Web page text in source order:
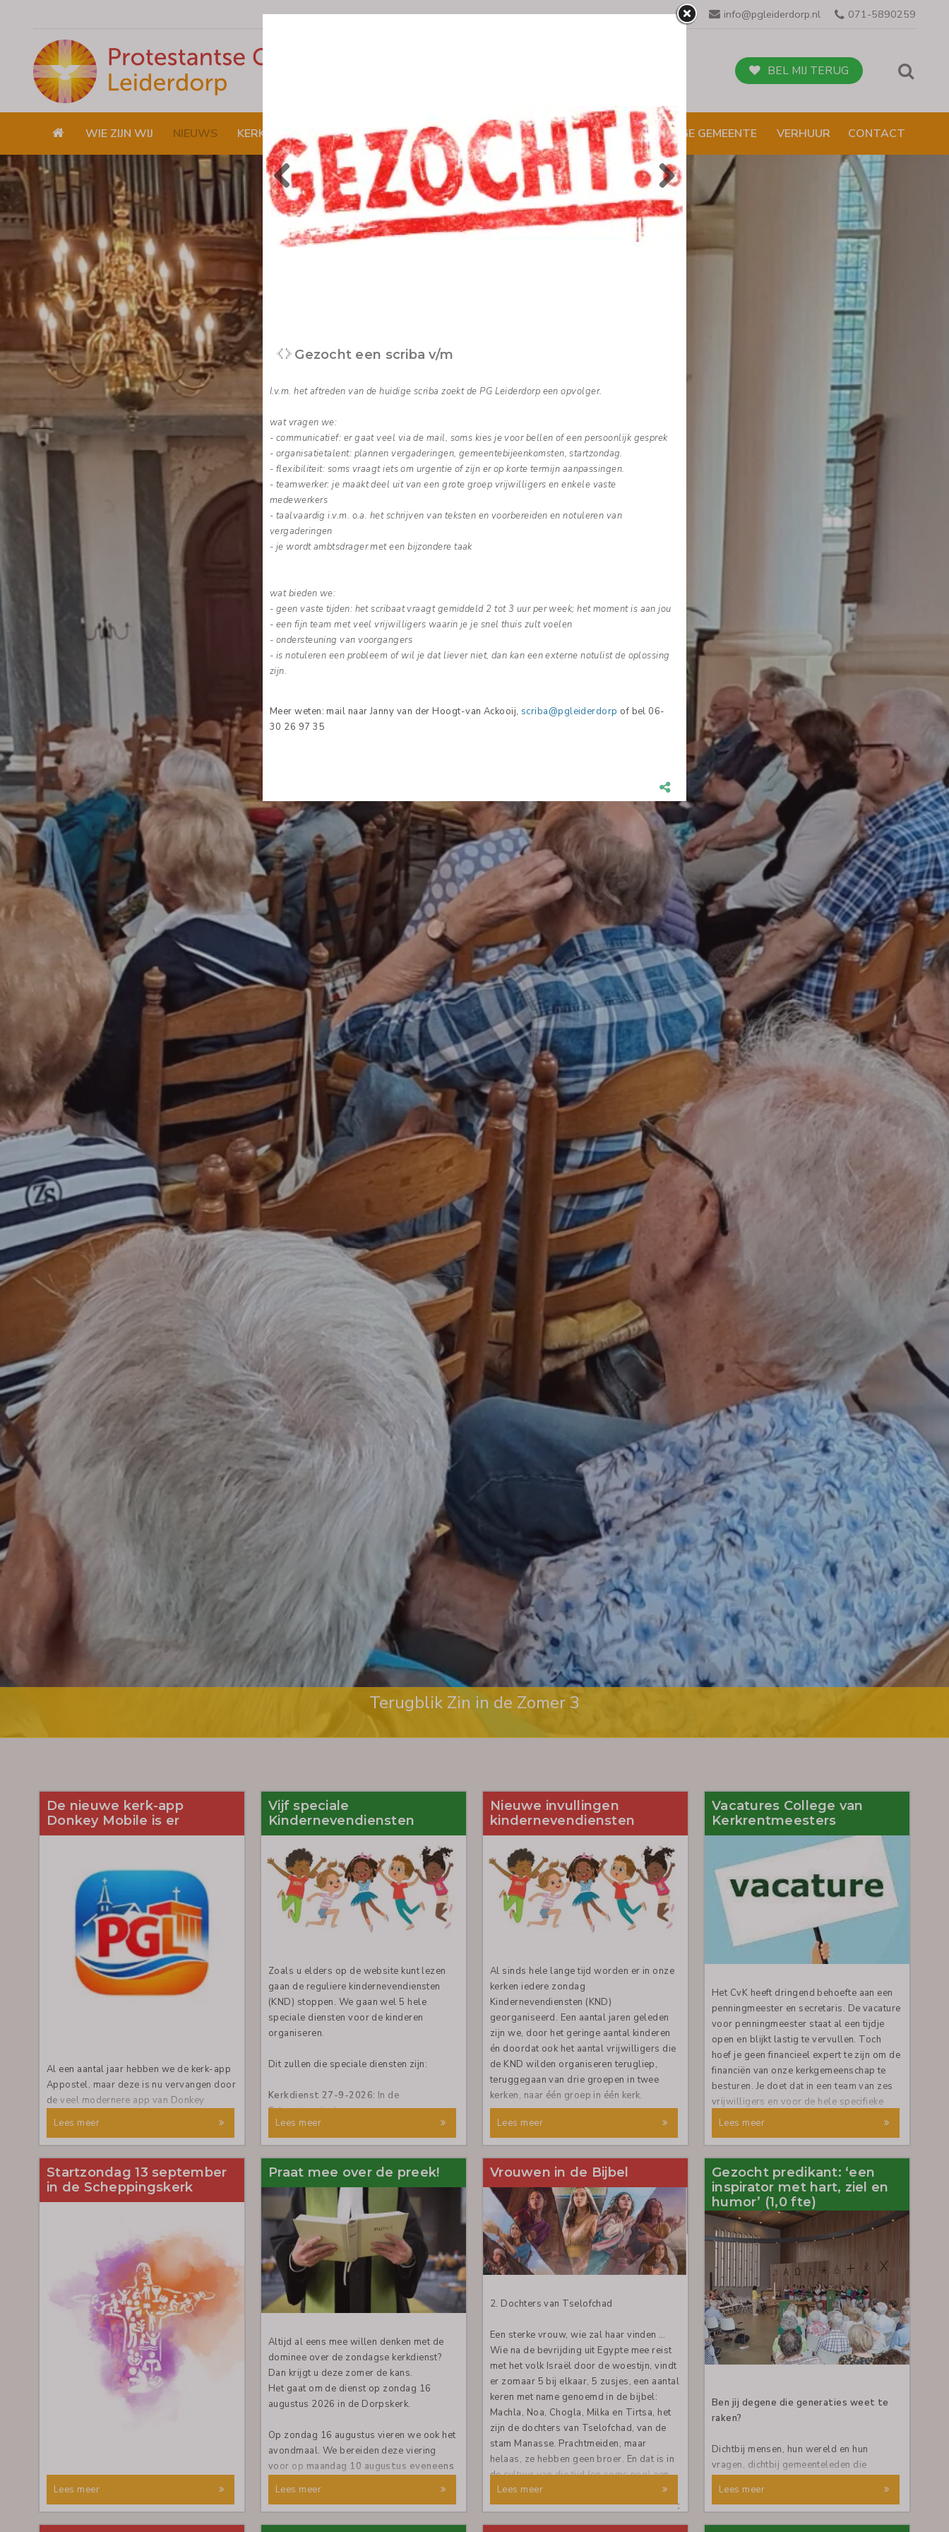
info@pgleiderdorp.nl 071-5890259
BEL MIJ TERUG
WIE ZIJN WIJ NIEUWS KERKDIENSTEN DIACONIE JEUGD ACTIVITEITEN BEELD ANBI /VEILIGE GEMEENTE VERHUUR
Terugblik Zin in de Zomer 3
De nieuwe kerk-app
Donkey Mobile is er
Al een aantal jaar hebben we de kerk-app
Appostel, maar deze is nu vervangen door
de veel modernere app van Donkey
Mobile. Donkey Mobile is een moderne
Nederland wordt gebruikt. Ook wij als PGL
hebben besloten deze app te gaan
gebruiken om vooral de informatie-
uitwisseling en het contact tussen ons
eigen PG Leiderdorp.
De app voor Apple telefoons is nu te
downloaden via de Appstore en voor
Android telefoons via de Playstore van
Google. Zoek hierbij op"PG Leiderdorp"
Lees daarna de handleiding (zie hieronder
als PDF) voor de installatie en gebruik.
Er is ook een webversie die nu voor
iedereen al te gebruiken is: ga naar
mailadres en wachtwoord.
Lees meer
Handleiding Donkey Mobile (pdf)
Vijf speciale
Kindernevendiensten
Zoals u elders op de website kunt lezen
gaan de reguliere kindernevendiensten
(KND) stoppen. We gaan wel 5 hele
speciale diensten voor de kinderen
organiseren.
Dit zullen die speciale diensten zijn:
Kerkdienst 27-9-2026: In de
Scheppingskerk.
Aan deze dienst wordt medewerking
verleend door de band Creative and
friends. In deze dienst is er ook
Avondmaal. Voor de kinderen van de
basisschoolleeftijd wordt een
afzonderlijke KND georganiseerd met
daarin het thema: avondmaal en delen.
Kinder-Kerstdienst 24-12-2026:In de
Dorpskerk.
Deze feestelijke kinderdienst is op de
Lees meer
Nieuwe invullingen
kindernevendiensten
Al sinds hele lange tijd worden er in onze
kerken iedere zondag
Kindernevendiensten (KND)
georganiseerd. Een aantal jaren geleden
zijn we, door het geringe aantal kinderen
én doordat ook het aantal vrijwilligers die
de KND wilden organiseren terugliep,
teruggegaan van drie groepen in twee
kerken, naar één groep in één kerk.
De KND wordt nu nog door vijf trouwe
dames georganiseerd. Iedere zondag
bereidt één van hen zich voor om er voor
de kinderen te zijn met een vertelling, een
gesprekje en een knutsel. Maar helaas zijn
er de laatste tijd heel weinig tot geen
kinderen meer die in de kerk komen. En vijf
mensen die deze KND-kar nog steeds
trekken, is te weinig. De dames doen dit al
tussen de 12,5 en ruim 30 jaar en helaas
bijgekomen. Wel hebben de vijf dames
helpen met de KND in nieuwe vorm en
daar zijn we hen heel dankbaar voor.
Lees meer
Vacatures College van
Kerkrentmeesters
Het CvK heeft dringend behoefte aan een
penningmeester en secretaris. De vacature
voor penningmeester staat al een tijdje
open en blijkt lastig te vervullen. Toch
hoef je geen financieel expert te zijn om de
financiën van onze kerkgemeenschap te
besturen. Je doet dat in een team van zes
vrijwilligers en voor de hele specifieke
zaken als jaarrekening en begroting wordt
meedenken en meepraten over het wel en
wee van onze kerkgemeenschap, meld je
dan bij onze voorzitter Gerard Vesseur
(06-53 76 17 90).
Lees meer
Startzondag 13 september
in de Scheppingskerk
Het jaarthema 'Beweeg mee' van de
Lees meer
Praat mee over de preek!
Altijd al eens mee willen denken met de
dominee over de zondagse kerkdienst?
Dan krijgt u deze zomer de kans.
Het gaat om de dienst op zondag 16
augustus 2026 in de Dorpskerk.
Op zondag 16 augustus vieren we ook het
avondmaal. We bereiden deze viering
voor op maandag 10 augustus eveneens
Lees meer
Vrouwen in de Bijbel
2. Dochters van Tselofchad
Een sterke vrouw, wie zal haar vinden …
Wie na de bevrijding uit Egypte mee reist
met het volk Israël door de woestijn, vindt
er zomaar 5 bij elkaar, 5 zusjes, een aantal
keren met name genoemd in de bijbel:
Machla, Noa, Chogla, Milka en Tirtsa, het
zijn de dochters van Tselofchad, van de
stam Manasse. Prachtmeiden, maar
helaas, ze hebben geen broer. En dat is in
de cultuur van die tijd (en soms nog) een
groot probleem. Zeker in een onzekere,
veranderende wereld. De levenstocht gaat
Lees meer
Gezocht predikant: ‘een
inspirator met hart, ziel en
humor’ (1,0 fte)
Ben jij degene die generaties weet te
raken?
Dichtbij mensen, hun wereld en hun
vragen, dichtbij gemeenteleden die
evangelie dat ons draagt?
Ben jij iemand die de taal van het geloof
Lees meer